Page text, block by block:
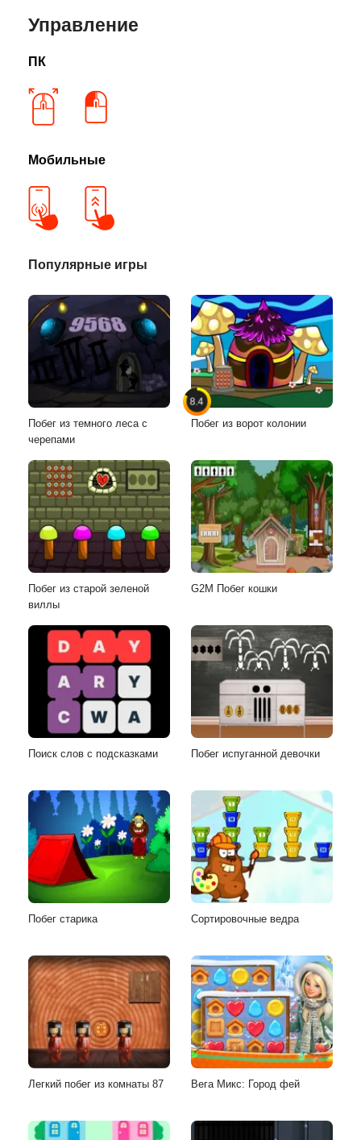
Управление
ПК
Мобильные
Популярные игры
Побег из темного леса с
черепами
8.4
Побег из ворот колонии
Побег из старой зеленой
виллы
G2M Побег кошки
Поиск слов с подсказками Побег испуганной девочки
Побег старика Сортировочные ведра
Легкий побег из комнаты 87 Вега Микс: Город фей